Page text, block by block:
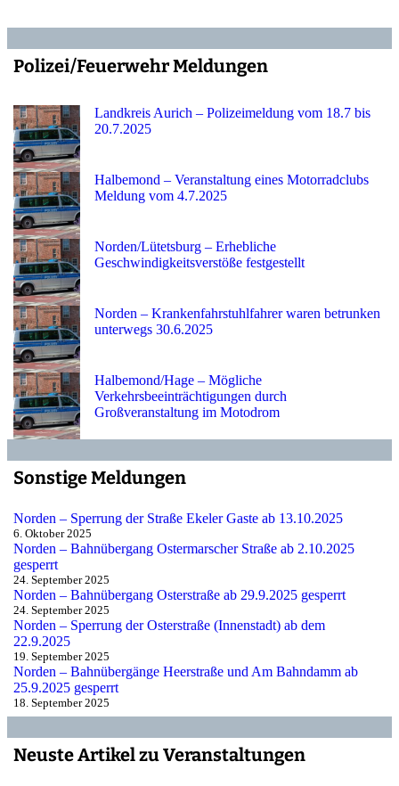
Polizei/Feuerwehr Meldungen
Landkreis Aurich – Polizeimeldung vom 18.7 bis
20.7.2025
Halbemond – Veranstaltung eines Motorradclubs
Meldung vom 4.7.2025
Norden/Lütetsburg – Erhebliche
Geschwindigkeitsverstöße festgestellt
Norden – Krankenfahrstuhlfahrer waren betrunken
unterwegs 30.6.2025
Halbemond/Hage – Mögliche
Verkehrsbeeinträchtigungen durch
Großveranstaltung im Motodrom
Sonstige Meldungen
Norden – Sperrung der Straße Ekeler Gaste ab 13.10.2025
6. Oktober 2025
Norden – Bahnübergang Ostermarscher Straße ab 2.10.2025
gesperrt
24. September 2025
Norden – Bahnübergang Osterstraße ab 29.9.2025 gesperrt
24. September 2025
Norden – Sperrung der Osterstraße (Innenstadt) ab dem
22.9.2025
19. September 2025
Norden – Bahnübergänge Heerstraße und Am Bahndamm ab
25.9.2025 gesperrt
18. September 2025
Neuste Artikel zu Veranstaltungen